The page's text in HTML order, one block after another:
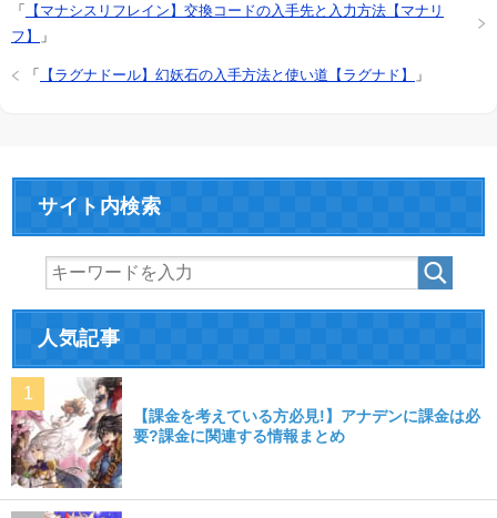
「 【マナシスリフレイン】交換コードの入手先と入力方法【マナリ
フ】
」
「 【ラグナドール】幻妖石の入手方法と使い道【ラグナド】 」
サイト内検索
人気記事
【課金を考えている方必見!】アナデンに課金は必
要?課金に関連する情報まとめ